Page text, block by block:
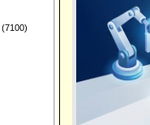
(7100)